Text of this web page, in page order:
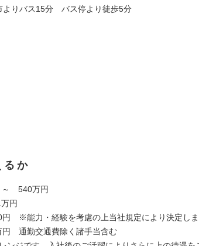
りバス15分 バス停より徒歩5分
るか
540万円
円
※能力・経験を考慮の上当社規定により決定しま
通勤交通費除く諸手当含む